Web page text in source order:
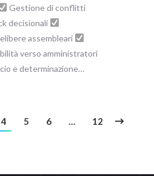
Gestione di conflitti
decisionali
assembleari
verso amministratori
e determinazione…
4 5 6 … 12